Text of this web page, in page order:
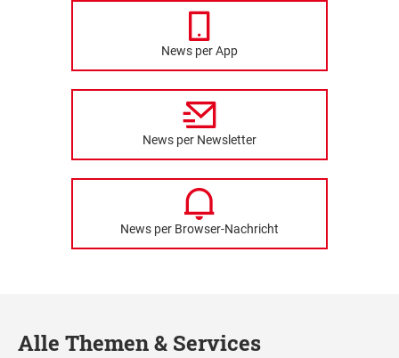
News per App
News per Newsletter
News per Browser-Nachricht
Alle Themen & Services